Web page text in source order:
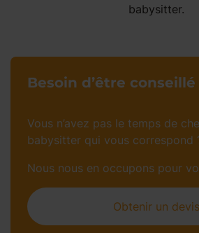
babysitter.
Besoin d’être conseillé
Vous n’avez pas le temps de
babysitter qui vous correspond
Nous nous en occupons pour
Obtenir un devis